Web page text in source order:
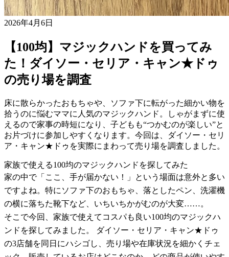
2026年4月6日
【100均】マジックハンドを買ってみ
た！ダイソー・セリア・キャン★ドゥ
の売り場を調査
床に散らかったおもちゃや、ソファ下に転がった細かい物を
拾うのに悩むママに人気のマジックハンド。しゃがまずに使
えるので家事の時短になり、子どもも“つかむのが楽しい”と
お片づけに参加しやすくなります。今回は、ダイソー・セリ
ア・キャン★ドゥを実際にまわって売り場を調査しました。
家族で使える100均のマジックハンドを探してみた
家の中で「ここ、手が届かない！」という場面は意外と多い
ですよね。特にソファ下のおもちゃ、落としたペン、洗濯機
の横に落ちた靴下など、いちいちかがむのが大変……。
そこで今回、家族で使えてコスパも良い100均のマジックハ
ンドを探してみました。 ダイソー・セリア・キャン★ドゥ
の3店舗を同日にハシゴし、売り場や在庫状況を細かくチェ